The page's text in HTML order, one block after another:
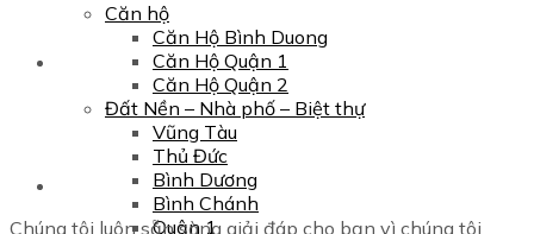
Căn hộ
Căn Hộ Bình Duong
Căn Hộ Quận 1
Căn Hộ Quận 2
Đất Nền – Nhà phố – Biệt thự
Vũng Tàu
Thủ Đức
Bình Dương
Bình Chánh
Quận 1
Chúng tôi luôn sẵn sàng giải đáp cho bạn vì chúng tôi